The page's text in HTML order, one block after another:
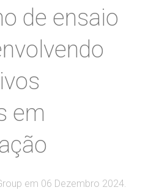
de ensaio
em
em 06 Dezembro 2024.